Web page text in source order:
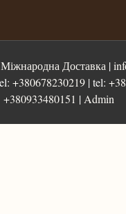
Міжнародна Доставка |
+380678230219 | tel:
+380933480151 | Admin